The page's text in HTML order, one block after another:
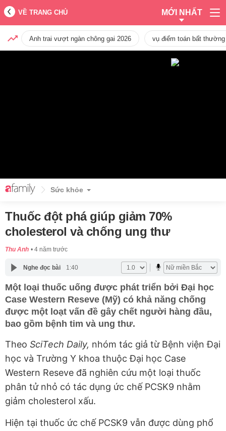
VỀ TRANG CHỦ MỚI NHẤT
Anh trai vượt ngàn chông gai 2026 vụ điểm toán bất
Sức khỏe
Thuốc đột phá giúp giảm 70%
cholesterol và chống ung thư
Thu Anh 4 năm trước
Nghe đọc bài 1:40
Một loại thuốc uống được phát triển bởi Đại học
Case Western Reseve (Mỹ) có khả năng chống
được một loạt vấn đề gây chết người hàng đầu,
bao gồm bệnh tim và ung thư.
Theo SciTech Daily, nhóm tác giả từ Bệnh viện Đại
học và Trường Y khoa thuộc Đại học Case
Western Reseve đã nghiên cứu một loại thuốc
phân tử nhỏ có tác dụng ức chế PCSK9 nhằm
giảm cholesterol xấu.
Hiện tại thuốc ức chế PCSK9 vẫn được dùng phổ